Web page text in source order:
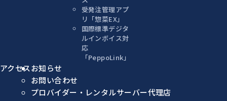
受発注管理アプ
リ「惣菜EX」
国際標準デジタ
ルインボイス対
応
「PeppoLink」
アクセスお知らせ
お問い合わせ
プロバイダー・レンタルサーバー代理店